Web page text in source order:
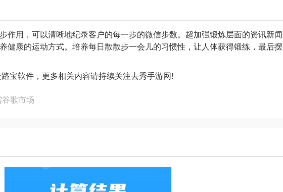
作用，可以清晰地纪录客户的每一步的微信步数。超加强锻炼层面的资讯新闻
健康的运动方式。培养每日散散步一会儿的习惯性，让人体获得锻练，最后摆
宝软件，更多相关内容请持续关注去秀手游网!
谷歌市场